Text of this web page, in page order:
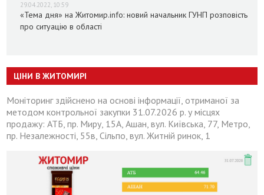
29.04.2022, 10:59
«Тема дня» на Житомир.info: новий начальник ГУНП розповість
про ситуацію в області
ЦІНИ В ЖИТОМИРІ
Моніторинг здійснено на основі інформації, отриманої за
методом контрольної закупки 31.07.2026 р. у місцях
продажу: АТБ, пр. Миру, 15А, Ашан, вул. Київська, 77, Метро,
пр. Незалежності, 55в, Сільпо, вул. Житній ринок, 1